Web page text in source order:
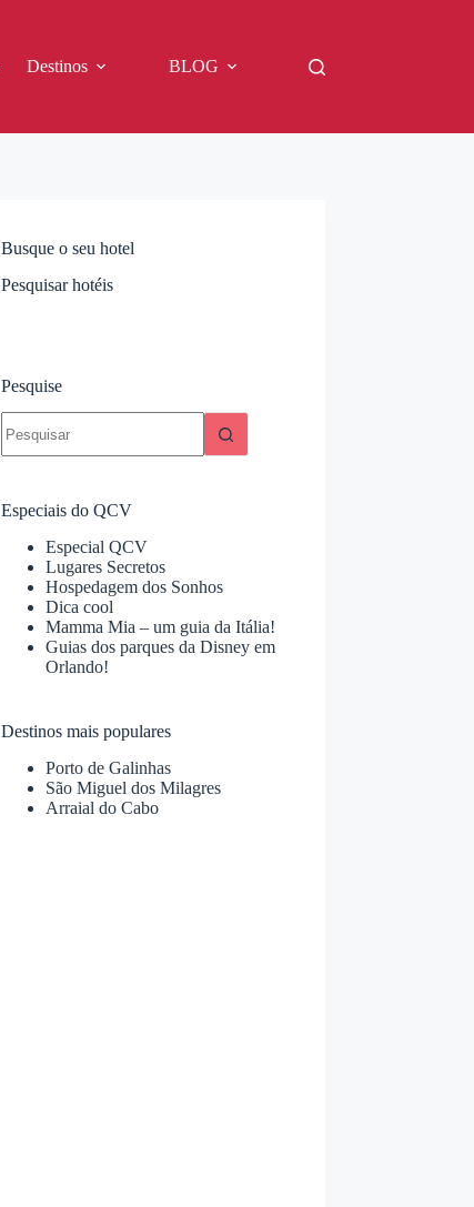
Destinos BLOG
Busque o seu hotel
Pesquisar hotéis
Pesquise
resultados
Especiais do QCV
Especial QCV
Lugares Secretos
Hospedagem dos Sonhos
Dica cool
Mamma Mia – um guia da Itália!
Guias dos parques da Disney em
Orlando!
Destinos mais populares
Porto de Galinhas
São Miguel dos Milagres
Arraial do Cabo